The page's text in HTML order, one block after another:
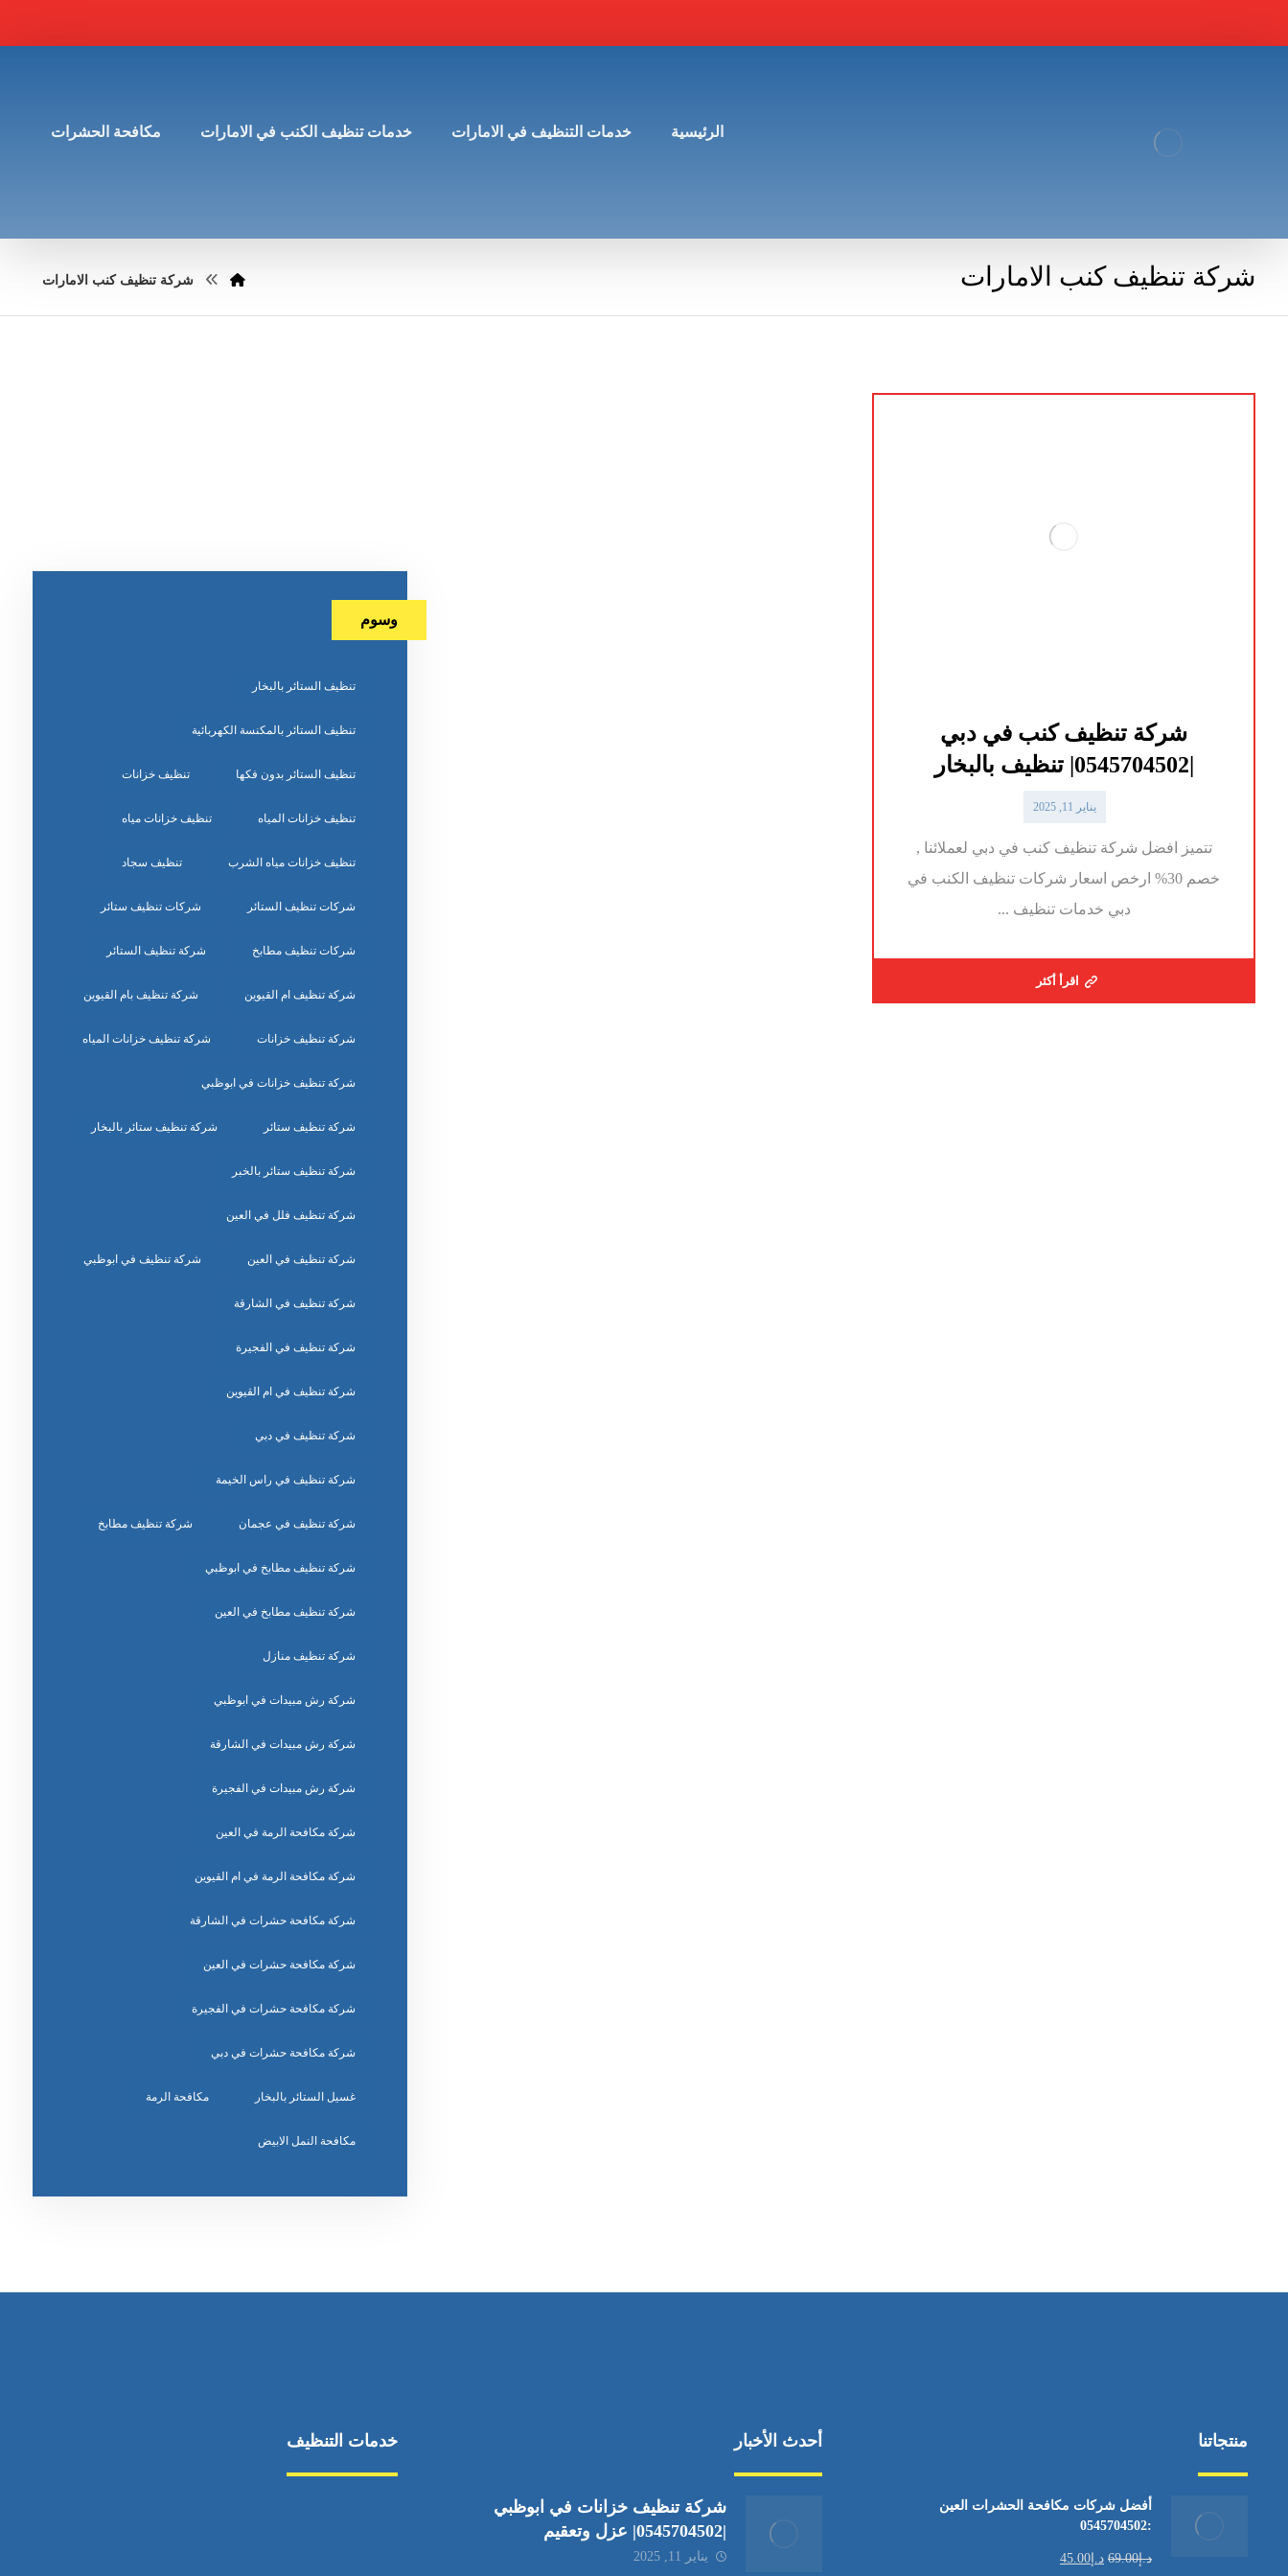
الرئيسية خدمات التنظيف في الامارات خدمات تنظيف الكنب في الامارات مكافحة الحشرات
شركة تنظيف كنب الامارات شركة تنظيف كنب الامارات
شركة تنظيف كنب في دبي
يناير 11, 2025
تتميز افضل شركة تنظيف كنب في دبي لعملائنا ,
خصم 30% ارخص اسعار شركات تنظيف الكنب في
دبي خدمات تنظيف ...
اقرأ أكثر
وسوم
تنظيف الستائر بالبخار
تنظيف الستائر بالمكنسة الكهربائية
تنظيف الستائر بدون فكها تنظيف خزانات
تنظيف خزانات المياه تنظيف خزانات مياه
تنظيف خزانات مياه الشرب تنظيف سجاد
شركات تنظيف الستائر شركات تنظيف ستائر
شركات تنظيف مطابخ شركة تنظيف الستائر
شركة تنظيف ام القيوين شركة تنظيف بام القيوين
شركة تنظيف خزانات شركة تنظيف خزانات المياه
شركة تنظيف خزانات في ابوظبي
شركة تنظيف ستائر شركة تنظيف ستائر بالبخار
شركة تنظيف ستائر بالخبر
شركة تنظيف فلل في العين
شركة تنظيف في العين شركة تنظيف في ابوظبي
شركة تنظيف في الشارقة
شركة تنظيف في الفجيرة
شركة تنظيف في ام القيوين
شركة تنظيف في دبي
شركة تنظيف في راس الخيمة
شركة تنظيف في عجمان شركة تنظيف مطابخ
شركة تنظيف مطابخ في ابوظبي
شركة تنظيف مطابخ في العين
شركة تنظيف منازل
شركة رش مبيدات في ابوظبي
شركة رش مبيدات في الشارقة
شركة رش مبيدات في الفجيرة
شركة مكافحة الرمة في العين
شركة مكافحة الرمة في ام القيوين
شركة مكافحة حشرات في الشارقة
شركة مكافحة حشرات في العين
شركة مكافحة حشرات في الفجيرة
شركة مكافحة حشرات في دبي
غسيل الستائر بالبخار مكافحة الرمة
مكافحة النمل الابيض
منتجاتنا
أفضل شركات مكافحة الحشرات العين
:0545704502
د.إ69.00 د.إ 45.00
أحدث الأخبار
شركة تنظيف خزانات في ابوظبي
|0545704502| عزل وتعقيم
يناير 11, 2025
خدمات التنظيف